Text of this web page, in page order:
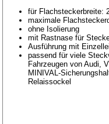
für Flachsteckerbreite:
maximale
ohne Isolierung
mit Rastnase für
Ausführung mit
passend für viele
Fahrzeugen von Audi,
MINIVAL-
Relaissockel